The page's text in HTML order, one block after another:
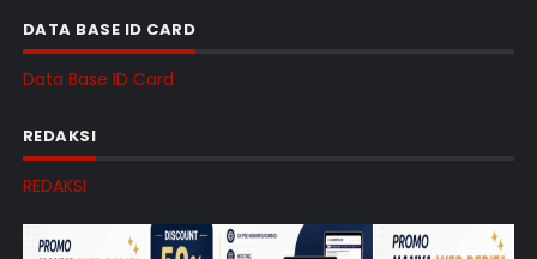
DATA BASE ID CARD
Data Base ID Card
REDAKSI
REDAKSI